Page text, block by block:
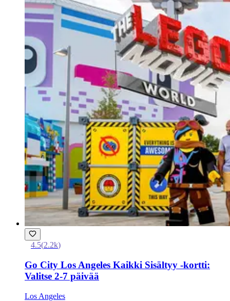
4.5(2.2k)
Go City Los Angeles Kaikki Sisältyy -kortti:
Valitse 2-7 päivää
Los Angeles